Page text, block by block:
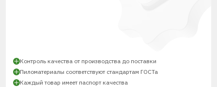
Контроль качества от производства до поставки
Пиломатериалы соответствуют стандартам ГОСТа
Каждый товар имеет паспорт качества